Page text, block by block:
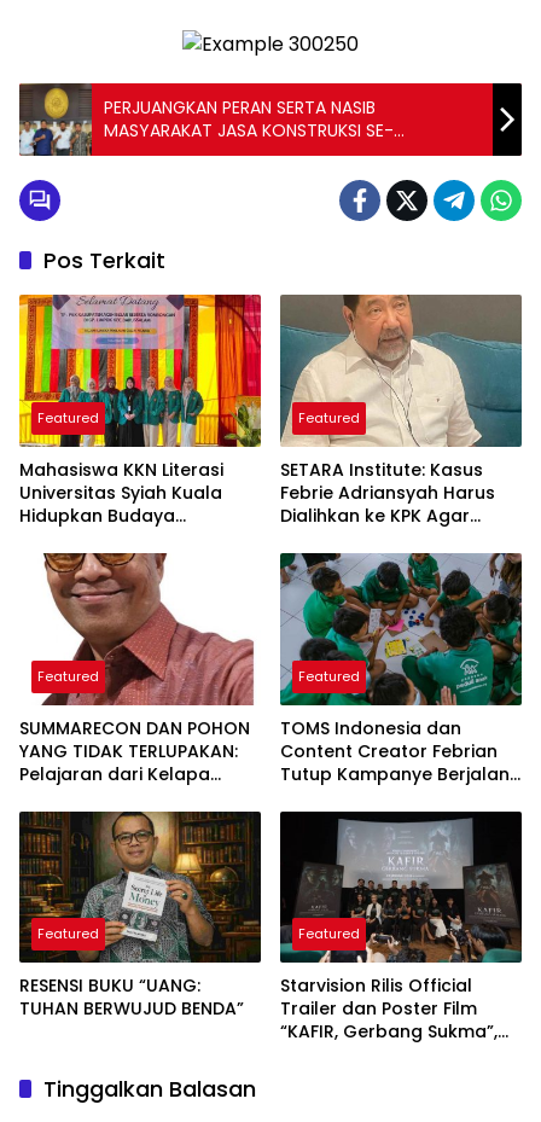
PERJUANGKAN PERAN SERTA NASIB
MASYARAKAT JASA KONSTRUKSI SE-
INDONESIA: 16 KETUA LPJK PROVINSI SEPAKAT
AJUKAN UJI MATERI KE MAHKAMAH AGUNG
Pos Terkait
Featured
Mahasiswa KKN Literasi
Universitas Syiah Kuala
Hidupkan Budaya
Limpok
Featured
SETARA Institute: Kasus
Febrie Adriansyah Harus
Dialihkan ke KPK Agar
Featured
SUMMARECON DAN POHON
YANG TIDAK TERLUPAKAN:
Pelajaran dari Kelapa
Pembangunan yang
Berakar Sejarah
Featured
TOMS Indonesia dan
Content Creator Febrian
Tutup Kampanye Berjalan
Donasi Nyata
Featured
RESENSI BUKU “UANG:
TUHAN BERWUJUD BENDA”
Featured
Starvision Rilis Official
Trailer dan Poster Film
“KAFIR, Gerbang Sukma”,
Tinggalkan Balasan